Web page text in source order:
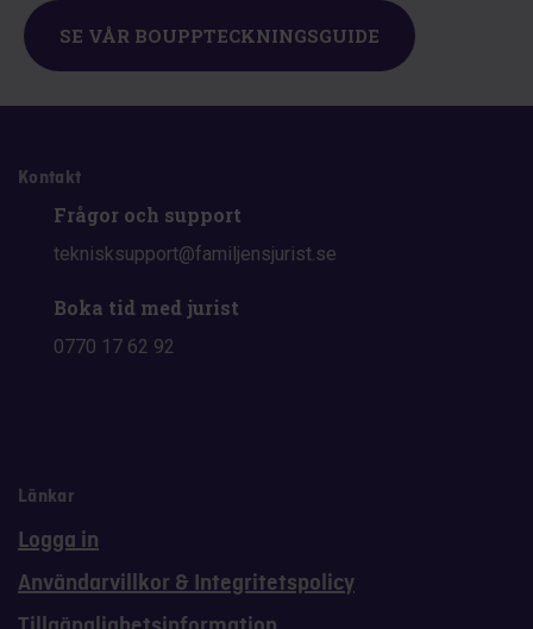
SE VÅR BOUPPTECKNINGSGUIDE
Kontakt
Frågor och support
teknisksupport@familjensjurist.se
Boka tid med jurist
0770 17 62 92
Länkar
Logga in
Användarvillkor & Integritetspolicy